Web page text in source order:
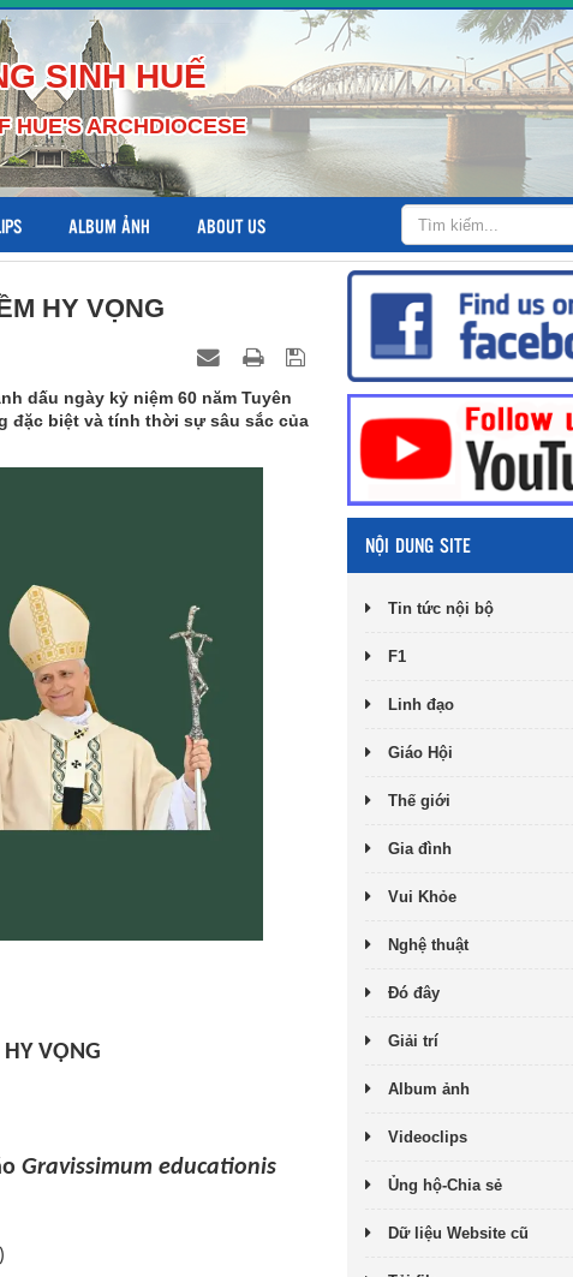
SINH HUẾ
HUE'S ARCHDIOCESE
ALBUM ẢNH ABOUT US
HY VỌNG
dấu ngày kỷ niệm 60 năm Tuyên
đặc biệt và tính thời sự sâu sắc của
VỌNG
Gravissimum educationis
NỘI DUNG SITE
Tin tức nội bộ
F1
Linh đạo
Giáo Hội
Thế giới
Gia đình
Vui Khỏe
Nghệ thuật
Đó đây
Giải trí
Album ảnh
Videoclips
Ủng hộ-Chia sẻ
Dữ liệu Website cũ